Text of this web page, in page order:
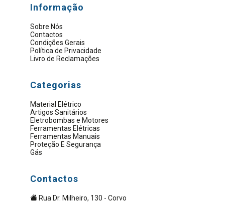
Informação
Sobre Nós
Contactos
Condições Gerais
Política de Privacidade
Livro de Reclamações
Categorias
Material Elétrico
Artigos Sanitários
Eletrobombas e Motores
Ferramentas Elétricas
Ferramentas Manuais
Proteção E Segurança
Gás
Contactos
Rua Dr. Milheiro, 130 - Corvo